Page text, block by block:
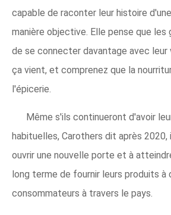
capable de raconter leur histoire
manière objective. Elle pense que les
de se connecter davantage avec leur
ça vient, et comprenez que la
l'épicerie.
Même s'ils continueront d'avoir
habituelles, Carothers dit après
ouvrir une nouvelle porte et à
long terme de fournir leurs produits à
consommateurs à travers le pays.